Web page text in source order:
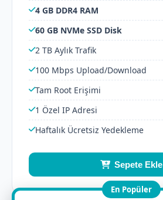
4 GB DDR4 RAM
60 GB NVMe SSD Disk
2 TB Aylık Trafik
100 Mbps Upload/Download
Tam Root Erişimi
1 Özel IP Adresi
Haftalık Ücretsiz Yedekleme
Sepete Ekle
En Popüler